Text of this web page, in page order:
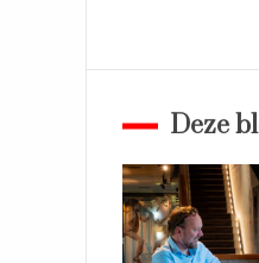
Deze